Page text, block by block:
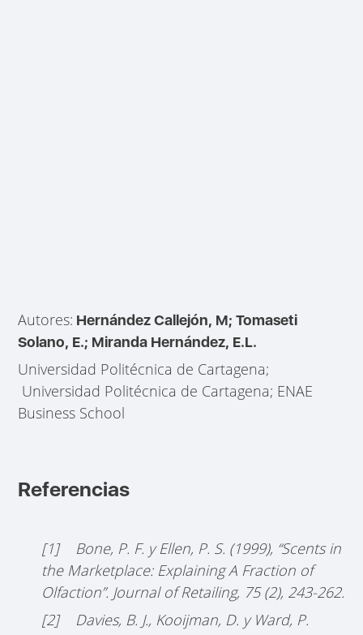
Autores: Hernández Callejón, M; Tomaseti
Solano, E.; Miranda Hernández, E.L.
Universidad Politécnica de Cartagena;
Universidad Politécnica de Cartagena; ENAE
Business School
Referencias
[1] Bone, P. F. y Ellen, P. S. (1999), “Scents in
the Marketplace: Explaining A Fraction of
Olfaction”. Journal of Retailing, 75 (2), 243-262.
[2] Davies, B. J., Kooijman, D. y Ward, P.